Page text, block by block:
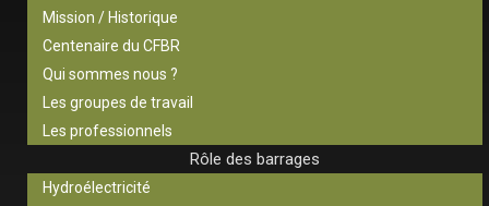
Mission / Historique
Centenaire du CFBR
Qui sommes nous ?
Les groupes de travail
Les professionnels
Rôle des barrages
Hydroélectricité